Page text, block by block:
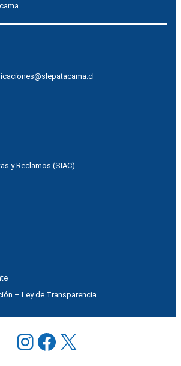
y Reclamos (SIAC)
– Ley de Transparencia
Instagram
Facebook
X